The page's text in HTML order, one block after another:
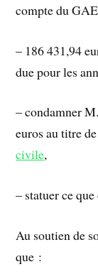
compte du
– 186 431,94
due pour les
– condamner
euros au titre
civile,
– statuer ce
Au soutien de
que :